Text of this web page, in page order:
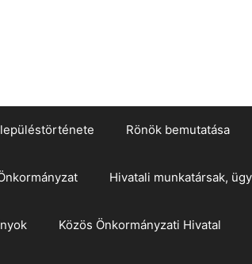
Rönök bemutatása
Hivatali munkatársak,
Közös Önkormányzati Hivatal